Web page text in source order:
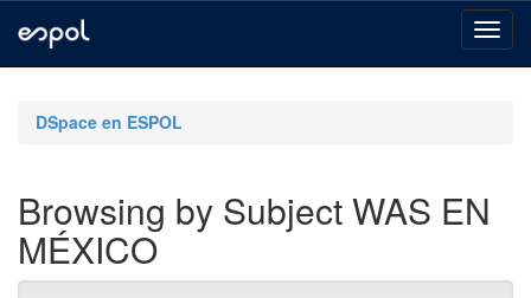
navigationDSpace en ESPOL
Browsing by Subject WAS EN
MÉXICO